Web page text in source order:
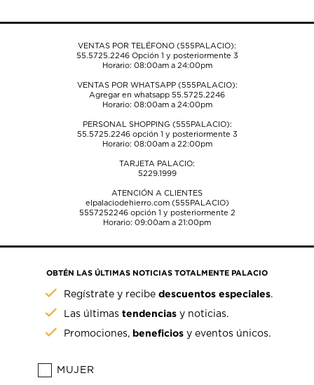
envío.envío.envío.envío.envío.
VENTAS POR TELÉFONO (555PALACIO):
55.5725.2246Opción 1 y posteriormente 3
Horario: 08:00am a 24:00pm
VENTAS POR WHATSAPP (555PALACIO):
Agregar en whatsapp 55.5725.2246
Horario: 08:00am a 24:00pm
PERSONAL SHOPPING (555PALACIO):
55.5725.2246opción 1 y posteriormente 3
Horario: 08:00am a 22:00pm
TARJETA PALACIO:
5229.1999
ATENCIÓN A CLIENTES
elpalaciodehierro.com (555PALACIO)
5557252246opción 1 y posteriormente 2
Horario: 09:00am a 21:00pm
OBTÉN LAS ÚLTIMAS NOTICIAS TOTALMENTE PALACIO
Regístrate y recibedescuentos especiales.
Las últimastendencias y noticias.
Promociones, beneficios y eventos únicos.
MUJER